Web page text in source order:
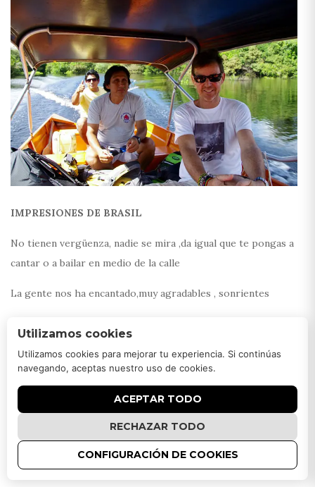
IMPRESIONES DE BRASIL
No tienen vergüenza, nadie se mira ,da igual que te pongas a
cantar o a bailar en medio de la calle
La gente nos ha encantado,muy agradables , sonrientes
Poco turismo,impresión de soledad…quizás debido a la
temporada baja,y a que este pais al ser tan grande quizás los
turistas se repartan más..:)
Brasil tiene unas ciudades coloniales preciosas
Utilizamos cookies
Utilizamos cookies para mejorar tu experiencia. Si continúas
navegando, aceptas nuestro uso de cookies.
ACEPTAR TODO
RECHAZAR TODO
CONFIGURACIÓN DE COOKIES